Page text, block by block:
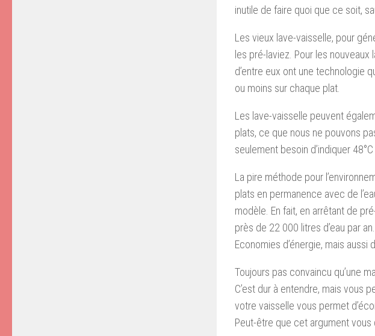
inutile de faire quoi que ce soit,
Les vieux lave-vaisselle, pour
les pré-laviez. Pour les
d’entre eux ont une technologie
ou moins sur chaque plat.
Les lave-vaisselle peuvent
plats, ce que nous ne pouvons
seulement besoin d’indiquer
La pire méthode pour
plats en permanence avec de
modèle. En fait, en arrêtant de
près de 22 000 litres d’eau par an.
Economies d’énergie, mais aussi
Toujours pas convaincu qu’une
C’est dur à entendre, mais vous
votre vaisselle vous permet
Peut-être que cet argument vous